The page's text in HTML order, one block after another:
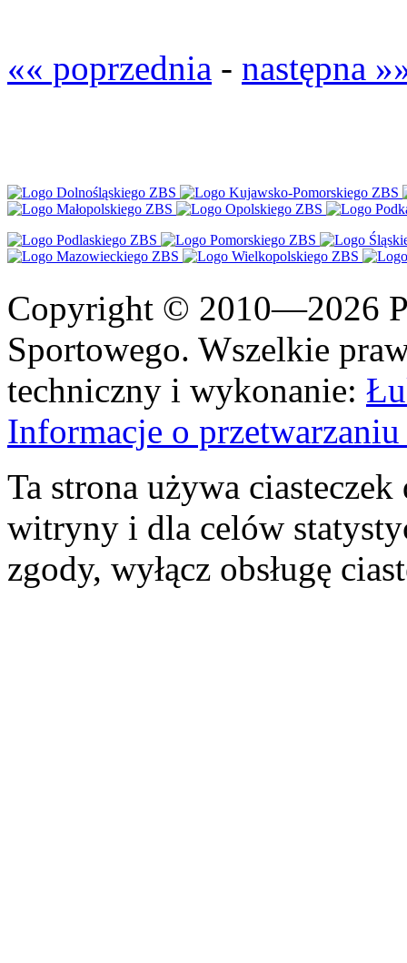
«« poprzednia - następna
Copyright © 2010—2026
Sportowego. Wszelkie
techniczny i wykonanie:
Informacje o
Ta strona używa
witryny i dla celów
zgody, wyłącz obsługę